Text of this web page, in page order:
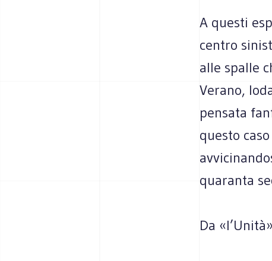
A questi
centro
alle spalle
Verano,
pensata
questo
quaranta
Da